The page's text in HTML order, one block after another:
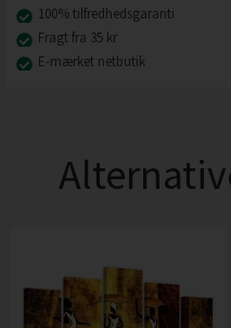
100% tilfredhedsgaranti
Fragt fra 35 kr
E-mærket netbutik